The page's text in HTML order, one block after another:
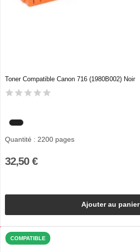
Toner Compatible Canon 716 (1980B002) Noir
Quantité : 2200 pages
32,50 €
Ajouter au panier
COMPATIBLE